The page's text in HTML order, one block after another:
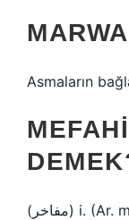
Asmaların
(ﻣﻔﺎﺧﺮ) i. (Ar. mefḫar, “mefāḫir”in çoğulu)